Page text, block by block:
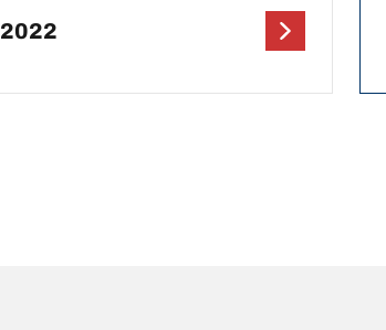
2022